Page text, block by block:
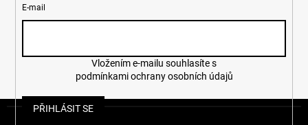
E-mail
podmínkami ochrany osobních údajů
PŘIHLÁSIT SE